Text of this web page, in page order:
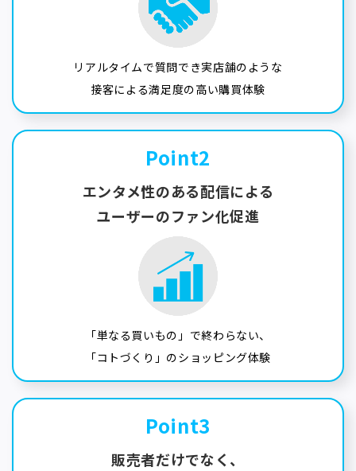
リアルタイムで質問でき実店舗のような
接客による満足度の高い購買体験
Point2
エンタメ性のある配信による
ユーザーのファン化促進
「単なる買いもの」で終わらない、
「コトづくり」のショッピング体験
Point3
販売者だけでなく、